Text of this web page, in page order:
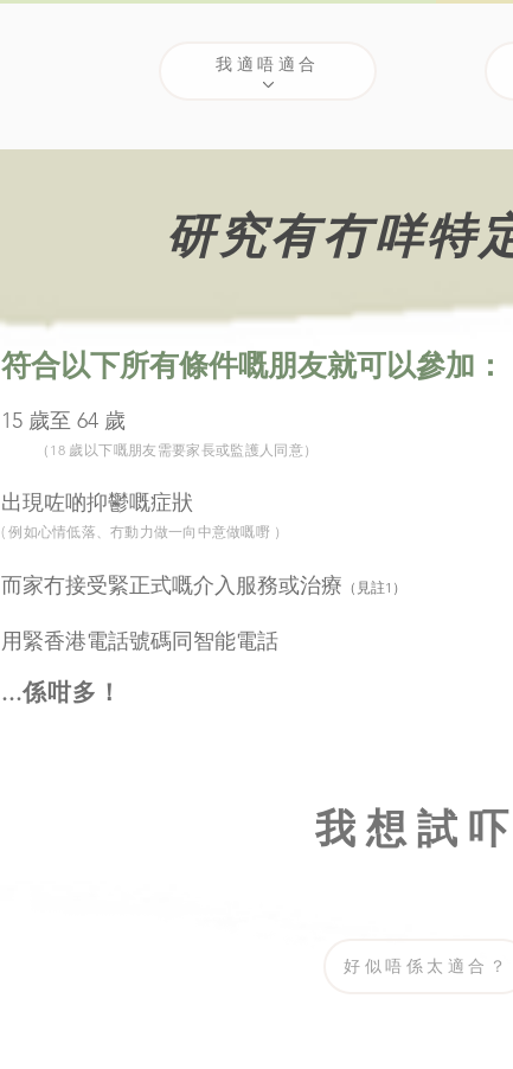
研究有冇咩特
​符合以下所有條件嘅朋友就可以參加：
15 歲至 64 歲
出現咗啲抑鬱嘅症狀
( 例如心情低落、冇動力做一向中意做嘅嘢 ）
而家冇接受緊正式嘅介入服務或治療 （見註1）
​用緊香港電話號碼同智能電話
​...係咁多！
（18 歲以下嘅朋友需要家長或監護人同意）
我 想 試 吓
我 想 試 吓
好似唔係太適合？
我適唔適合